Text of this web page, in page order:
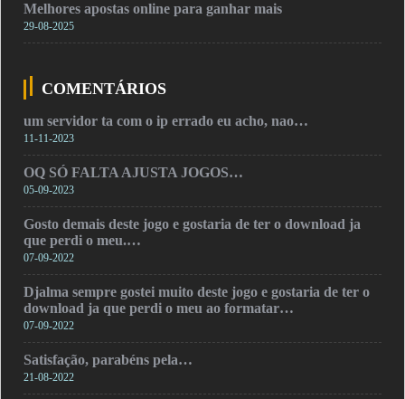
Melhores apostas online para ganhar mais
29-08-2025
COMENTÁRIOS
um servidor ta com o ip errado eu acho, nao…
11-11-2023
OQ SÓ FALTA AJUSTA JOGOS…
05-09-2023
Gosto demais deste jogo e gostaria de ter o download ja
que perdi o meu.…
07-09-2022
Djalma sempre gostei muito deste jogo e gostaria de ter o
download ja que perdi o meu ao formatar…
07-09-2022
Satisfação, parabéns pela…
21-08-2022